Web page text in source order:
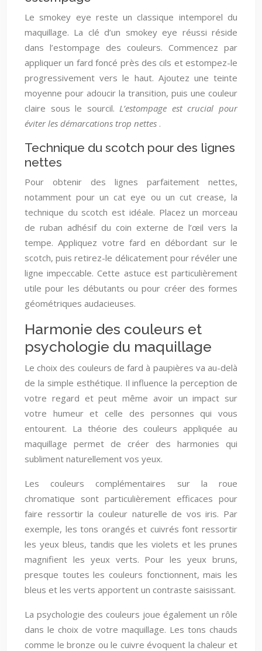
Le smokey eye reste un classique intemporel du
maquillage. La clé d’un smokey eye réussi réside
dans l’estompage des couleurs. Commencez par
appliquer un fard foncé près des cils et estompez-le
progressivement vers le haut. Ajoutez une teinte
moyenne pour adoucir la transition, puis une couleur
claire sous le sourcil.L’estompage est crucial pour
éviter les démarcations trop nettes .
Technique du scotch pour des lignes
nettes
Pour obtenir des lignes parfaitement nettes,
notamment pour un cat eye ou un cut crease, la
technique du scotch est idéale. Placez un morceau
de ruban adhésif du coin externe de l’œil vers la
tempe. Appliquez votre fard en débordant sur le
scotch, puis retirez-le délicatement pour révéler une
ligne impeccable. Cette astuce est particulièrement
utile pour les débutants ou pour créer des formes
géométriques audacieuses.
Harmonie des couleurs et
psychologie du maquillage
Le choix des couleurs de fard à paupières va au-delà
de la simple esthétique. Il influence la perception de
votre regard et peut même avoir un impact sur
votre humeur et celle des personnes qui vous
entourent. La théorie des couleurs appliquée au
maquillage permet de créer des harmonies qui
subliment naturellement vos yeux.
Les couleurs complémentaires sur la roue
chromatique sont particulièrement efficaces pour
faire ressortir la couleur naturelle de vos iris. Par
exemple, les tons orangés et cuivrés font ressortir
les yeux bleus, tandis que les violets et les prunes
magnifient les yeux verts. Pour les yeux bruns,
presque toutes les couleurs fonctionnent, mais les
bleus et les verts apportent un contraste saisissant.
La psychologie des couleurs joue également un rôle
dans le choix de votre maquillage. Les tons chauds
comme le bronze ou le cuivre évoquent la chaleur et